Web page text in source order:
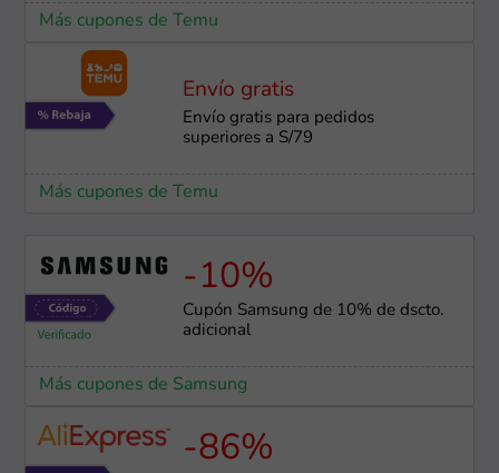
Más cupones de Temu
Envío gratis
Envío gratis para pedidos
superiores a S/79
Más cupones de Temu
-10%
Cupón Samsung de 10% de dscto.
adicional
Más cupones de Samsung
-86%